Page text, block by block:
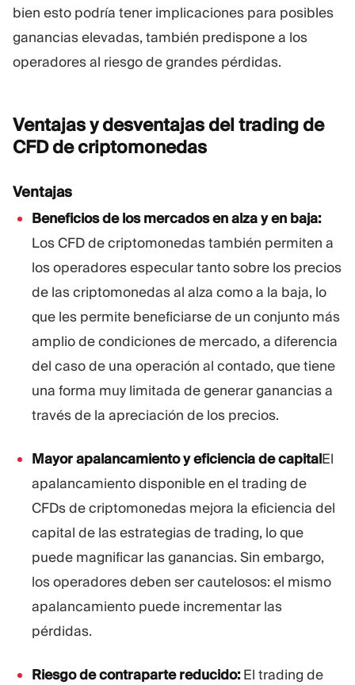
bien esto podría tener implicaciones para posibles
ganancias elevadas, también predispone a los
operadores al riesgo de grandes pérdidas.
Ventajas y desventajas del trading de
CFD decriptomonedas
Ventajas
Beneficios de los mercados en alza y en baja:
Los CFD de criptomonedas también permiten a
los operadores especular tanto sobre los precios
de las criptomonedas al alza como a la baja, lo
que les permite beneficiarse de un conjunto más
amplio de condiciones de mercado, a diferencia
del caso de una operación al contado, que tiene
una forma muy limitada de generar ganancias a
través de la apreciación de los precios.
Mayor apalancamiento y eficiencia de capitalEl
apalancamiento disponible en el trading de
CFDs de criptomonedas mejora la eficiencia del
capital de las estrategias de trading, lo que
puede magnificar las ganancias. Sin embargo,
los operadores deben ser cautelosos: el mismo
apalancamiento puede incrementar las
pérdidas.
Riesgo de contraparte reducido:El trading de